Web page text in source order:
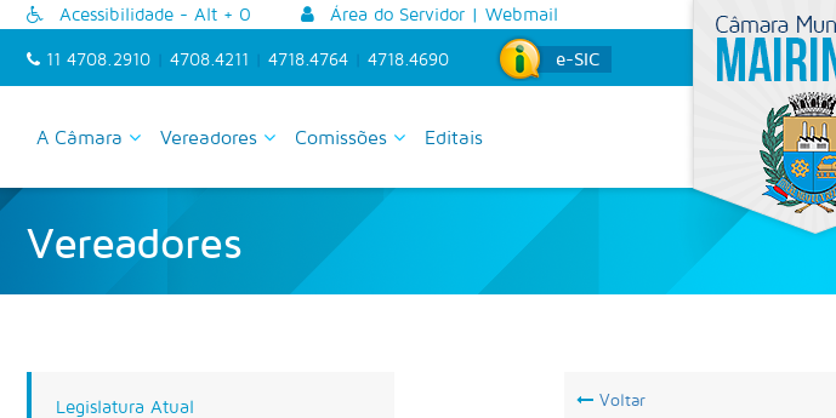
Acessibilidade - Alt + 0 Área do Servidor | Webmail
11 4708.2910 4708.4211 4718.4764 4718.4690 e-SIC
A Câmara Vereadores Comissões Editais
Vereadores
Legislatura Atual Voltar